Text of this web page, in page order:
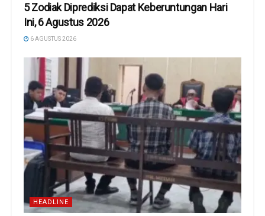
5 Zodiak Diprediksi Dapat Keberuntungan Hari
Ini, 6 Agustus 2026
6 AGUSTUS 2026
HEADLINE